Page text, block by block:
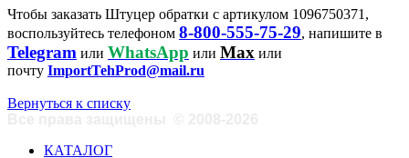
Чтобы заказать Штуцер обратки с артикулом 1096750371,
воспользуйтесь телефоном 8-800-555-75-29, напишите в
Telegram или WhatsApp или Max или
почту ImportTehProd@mail.ru
Вернуться к списку
КАТАЛОГ